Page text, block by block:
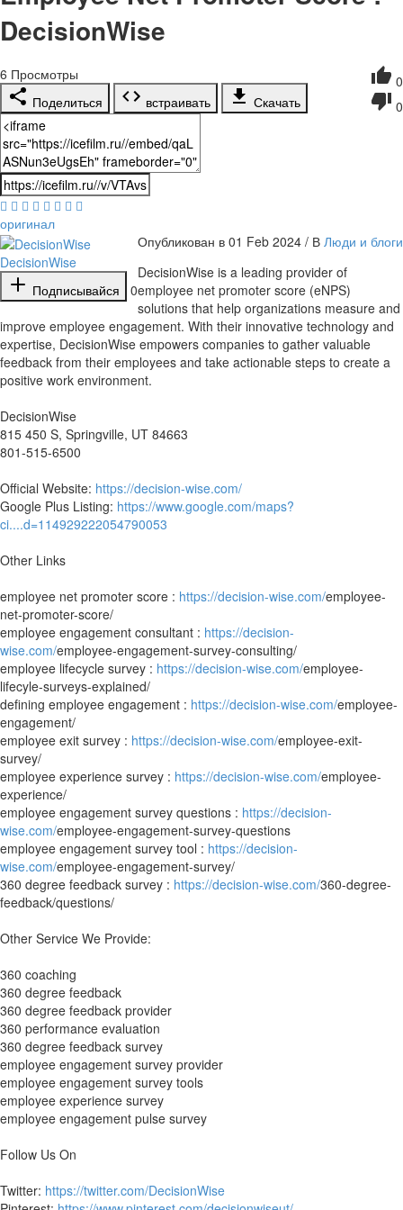
DecisionWise
0
0
6 Просмотры
Поделиться
встраивать Скачать
оригинал
DecisionWise
Подписывайся
0
Опубликован в 01 Feb 2024 / В Люди и блоги
⁣DecisionWise is a leading provider of
employee net promoter score (eNPS)
solutions that help organizations measure and
improve employee engagement. With their innovative technology and
expertise, DecisionWise empowers companies to gather valuable
feedback from their employees and take actionable steps to create a
positive work environment.
DecisionWise
815 450 S, Springville, UT 84663
801-515-6500
Official Website: https://decision-wise.com/
Google Plus Listing: https://www.google.com/maps?
ci....d=114929222054790053
Other Links
employee net promoter score : https://decision-wise.com/employee-
net-promoter-score/
employee engagement consultant : https://decision-
wise.com/employee-engagement-survey-consulting/
employee lifecycle survey : https://decision-wise.com/employee-
lifecyle-surveys-explained/
defining employee engagement : https://decision-wise.com/employee-
engagement/
employee exit survey : https://decision-wise.com/employee-exit-
survey/
employee experience survey : https://decision-wise.com/employee-
experience/
employee engagement survey questions : https://decision-
wise.com/employee-engagement-survey-questions
employee engagement survey tool : https://decision-
wise.com/employee-engagement-survey/
360 degree feedback survey : https://decision-wise.com/360-degree-
feedback/questions/
Other Service We Provide:
360 coaching
360 degree feedback
360 degree feedback provider
360 performance evaluation
360 degree feedback survey
employee engagement survey provider
employee engagement survey tools
employee experience survey
employee engagement pulse survey
Follow Us On
Twitter: https://twitter.com/DecisionWise